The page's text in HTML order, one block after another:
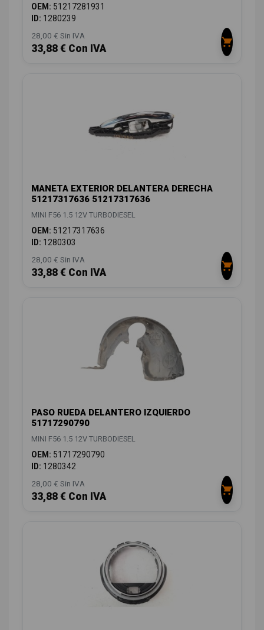
OEM: 51217281931
ID: 1280239
28,00 € Sin IVA
33,88 € Con IVA
MANETA EXTERIOR DELANTERA DERECHA
51217317636 51217317636
MINI F56 1.5 12V TURBODIESEL
OEM: 51217317636
ID: 1280303
28,00 € Sin IVA
33,88 € Con IVA
PASO RUEDA DELANTERO IZQUIERDO
51717290790
MINI F56 1.5 12V TURBODIESEL
OEM: 51717290790
ID: 1280342
28,00 € Sin IVA
33,88 € Con IVA